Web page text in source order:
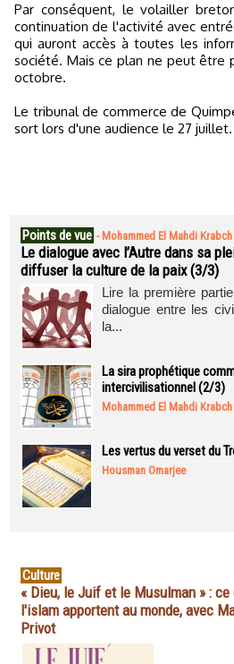
Par conséquent, le volailler
continuation de l'activité avec
qui auront accès à toutes les
société. Mais ce plan ne peut être
octobre.
Le tribunal de commerce de
sort lors d'une audience le 27 juillet.
Points de vue - Mohammed El Mahdi Krabch
Le dialogue avec l’Autre dans sa
diffuser la culture de la paix (3/3)
Lire la première
dialogue entre les
la...
La sira prophétique
intercivilisationnel (2/3)
Mohammed El Mahdi Krabch
Les vertus du verset du
Housman Omarjee
Culture
« Dieu, le Juif et le Musulman » :
l'islam apportent au monde, avec
Privot